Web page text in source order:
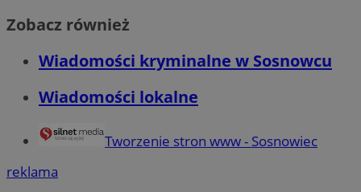
Zobacz również
Wiadomości kryminalne w Sosnowcu
Wiadomości lokalne
Tworzenie stron www - Sosnowiec
reklama